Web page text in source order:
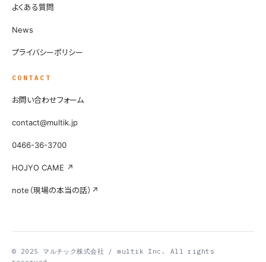
よくある質問
News
プライバシーポリシー
CONTACT
お問い合わせフォーム
contact@multik.jp
0466-36-3700
HOJYO CAME ↗
note（現場の本当の話）↗
© 2025 マルチック株式会社 / multik Inc. All rights